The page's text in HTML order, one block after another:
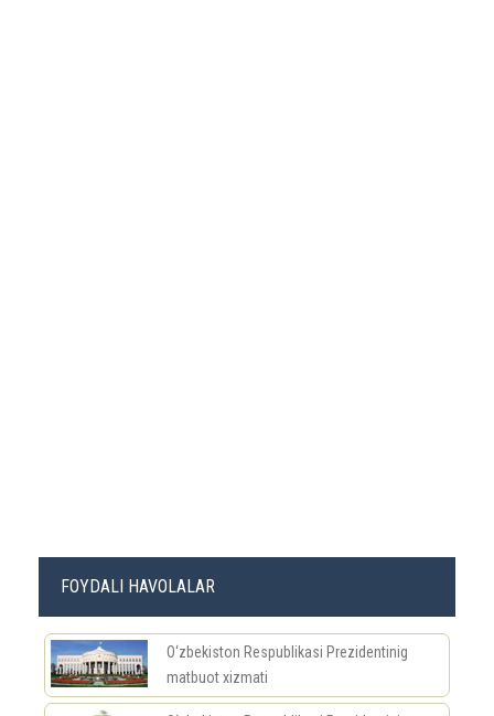
FOYDALI HAVOLALAR
O‘zbekiston Respublikasi Prezidentinig
matbuot xizmati